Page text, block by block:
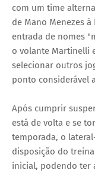
com um time
de Mano Menezes
entrada de nomes
o volante Martinelli
selecionar outros
ponto considerável
Após cumprir
está de volta e se
temporada, o
disposição do
inicial, podendo ter